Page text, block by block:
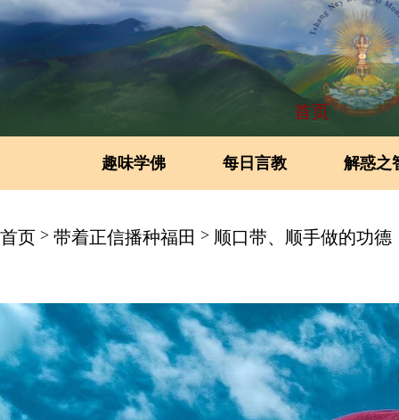
首页
趣味学佛 每日言教 解惑之
首页 > 带着正信播种福田 > 顺口带、顺手做的功德